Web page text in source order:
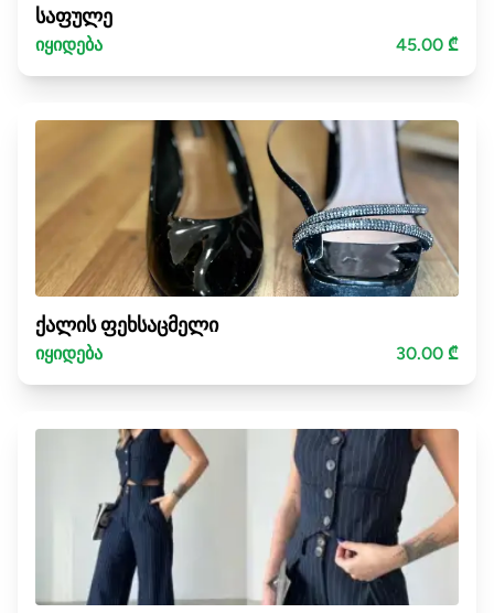
საფულე
იყიდება 45.00 ₾
ქალის ფეხსაცმელი
იყიდება 30.00 ₾